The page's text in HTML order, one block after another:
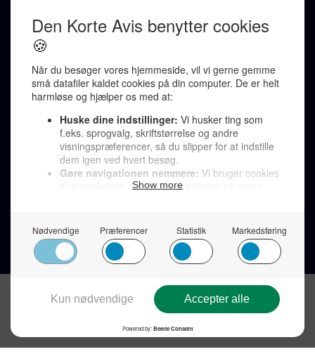
Karen Jespersen
Redaktionen kontaktes via mail til
redaktion@denkorteavis.dk
Telefonsvarer 20 30 10 96
Von Ostensgade 22, 2791 Dragør
LINKS
Tidligere aviser >
Støt Den Korte Avis >
Send et læserbrev >
Privatlivspolitik >